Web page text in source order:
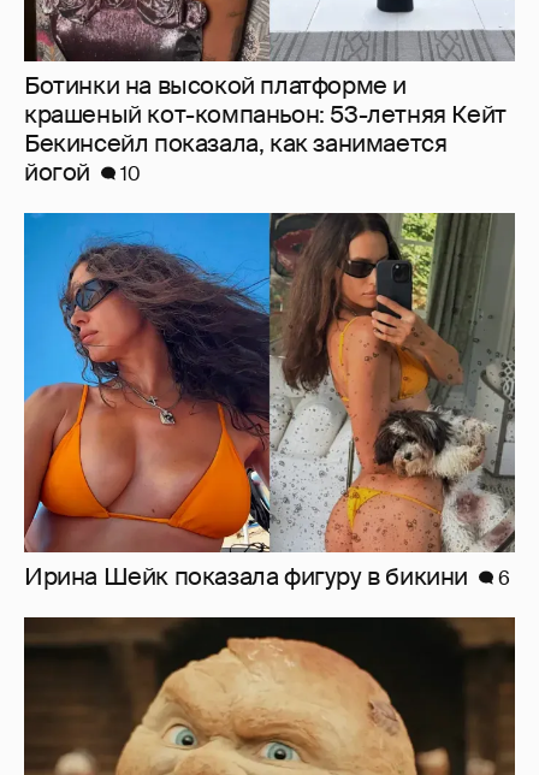
Ирина Шейк показала фигуру в бикини
Нулевой рейтинг, мемы и "туалетный
юмор": в сети обсуждают провал "Колобка"